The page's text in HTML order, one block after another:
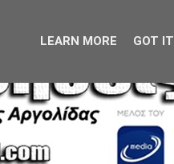
LEARN MORE GOT IT